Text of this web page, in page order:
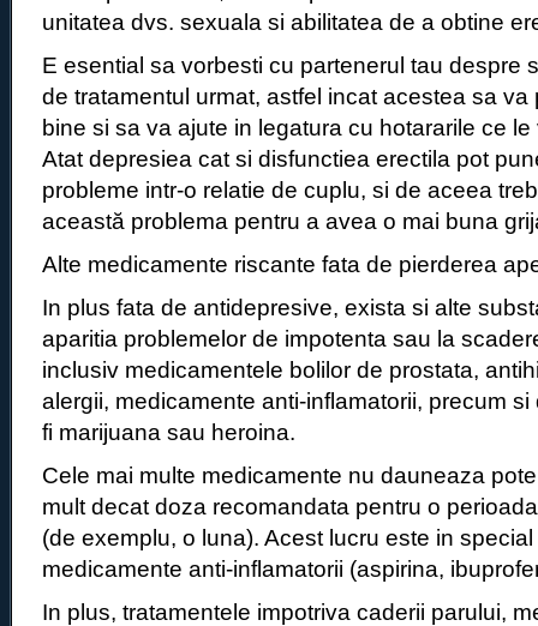
unitatea dvs. sexuala si abilitatea de a obtine
E esential sa vorbesti cu partenerul tau despre
de tratamentul urmat, astfel incat acestea sa va
bine si sa va ajute in legatura cu hotararile ce le
Atat depresiea cat si disfunctiea erectila pot
probleme intr-o relatie de cuplu, si de aceea
această problema pentru a avea o mai buna
Alte medicamente riscante fata de pierderea
In plus fata de antidepresive, exista si alte
aparitia problemelor de impotenta sau la
inclusiv medicamentele bolilor de prostata,
alergii, medicamente anti-inflamatorii, precum
fi marijuana sau heroina.
Cele mai multe medicamente nu dauneaza
mult decat doza recomandata pentru o
(de exemplu, o luna). Acest lucru este in
medicamente anti-inflamatorii (aspirina,
In plus, tratamentele impotriva caderii parului,